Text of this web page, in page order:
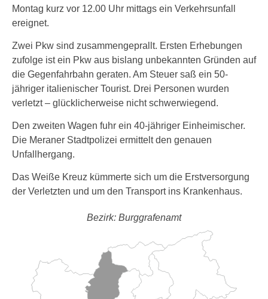
Montag kurz vor 12.00 Uhr mittags ein Verkehrsunfall
ereignet.
Zwei Pkw sind zusammengeprallt. Ersten Erhebungen
zufolge ist ein Pkw aus bislang unbekannten Gründen auf
die Gegenfahrbahn geraten. Am Steuer saß ein 50-
jähriger italienischer Tourist. Drei Personen wurden
verletzt – glücklicherweise nicht schwerwiegend.
Den zweiten Wagen fuhr ein 40-jähriger Einheimischer.
Die Meraner Stadtpolizei ermittelt den genauen
Unfallhergang.
Das Weiße Kreuz kümmerte sich um die Erstversorgung
der Verletzten und um den Transport ins Krankenhaus.
Bezirk: Burggrafenamt